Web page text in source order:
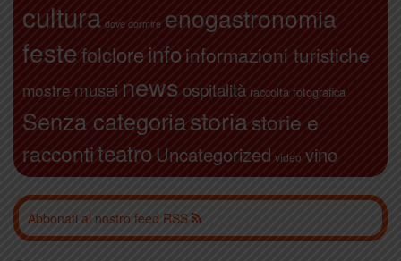
cultura dove dormire enogastronomia
festefolcloreinfo informazioni turistiche
mostre musei news ospitalità raccolta fotografica
Senza categoriastoriastorie e
raccontiteatro Uncategorized video vino
Abbonati al nostro feed RSS